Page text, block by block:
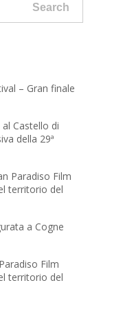
Search
– Gran finale
Castello di
della 29ª
Paradiso Film
territorio del
a Cogne
Film
territorio del